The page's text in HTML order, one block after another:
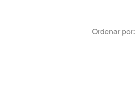
Ordenar por: